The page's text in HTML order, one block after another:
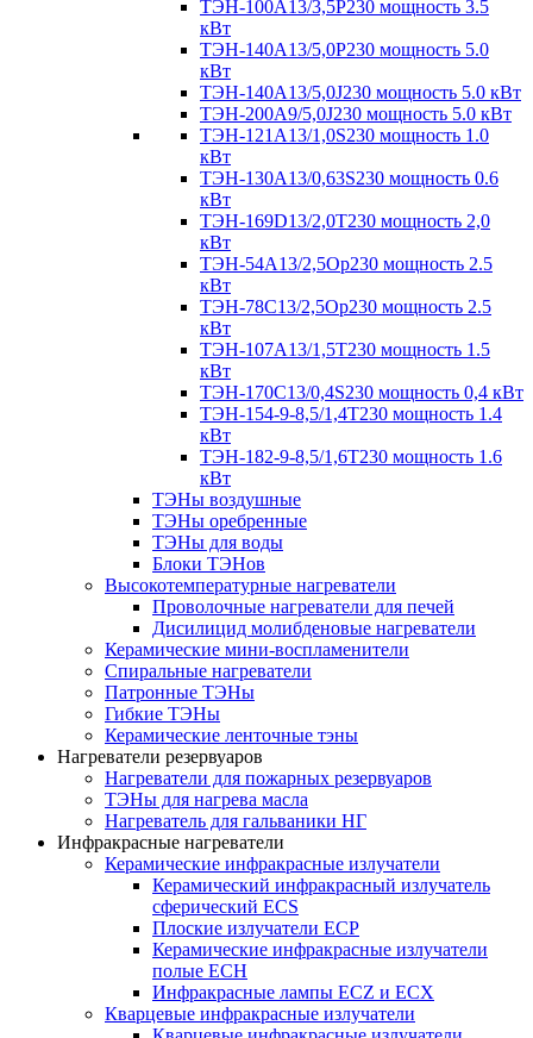
ТЭН-100А13/3,5Р230 мощность 3.5
кВт
ТЭН-140А13/5,0Р230 мощность 5.0
кВт
ТЭН-140А13/5,0J230 мощность 5.0 кВт
ТЭН-200А9/5,0J230 мощность 5.0 кВт
ТЭН-121А13/1,0S230 мощность 1.0
кВт
ТЭН-130А13/0,63S230 мощность 0.6
кВт
ТЭН-169D13/2,0T230 мощность 2,0
кВт
ТЭН-54А13/2,5Ор230 мощность 2.5
кВт
ТЭН-78С13/2,5Ор230 мощность 2.5
кВт
ТЭН-107А13/1,5Т230 мощность 1.5
кВт
ТЭН-170C13/0,4S230 мощность 0,4 кВт
ТЭН-154-9-8,5/1,4Т230 мощность 1.4
кВт
ТЭН-182-9-8,5/1,6Т230 мощность 1.6
кВт
ТЭНы воздушные
ТЭНы оребренные
ТЭНы для воды
Блоки ТЭНов
Высокотемпературные нагреватели
Проволочные нагреватели для печей
Дисилицид молибденовые нагреватели
Керамические мини-воспламенители
Спиральные нагреватели
Патронные ТЭНы
Гибкие ТЭНы
Керамические ленточные тэны
Нагреватели резервуаров
Нагреватели для пожарных резервуаров
ТЭНы для нагрева масла
Нагреватель для гальваники НГ
Инфракрасные нагреватели
Керамические инфракрасные излучатели
Керамический инфракрасный излучатель
сферический ECS
Плоские излучатели ECP
Керамические инфракрасные излучатели
полые ECH
Инфракрасные лампы ECZ и ECX
Кварцевые инфракрасные излучатели